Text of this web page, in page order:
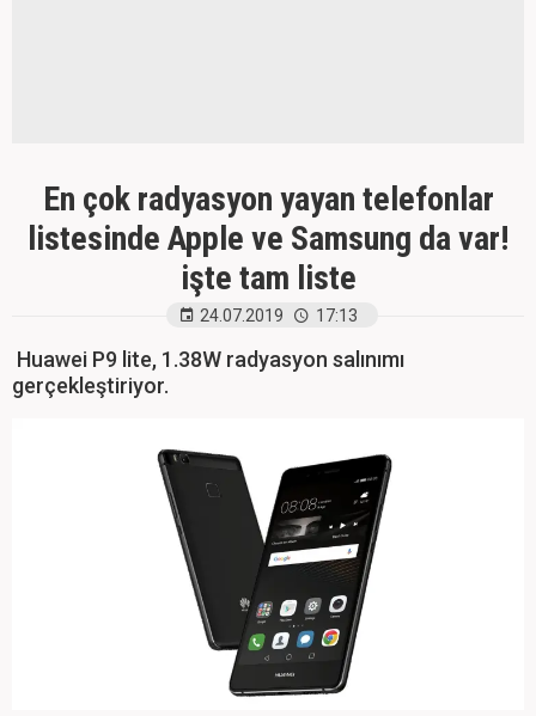
En çok radyasyon yayan telefonlar
listesinde Apple ve Samsung da var!
işte tam liste
24.07.2019 17:13
Huawei P9 lite, 1.38W radyasyon salınımı
gerçekleştiriyor.